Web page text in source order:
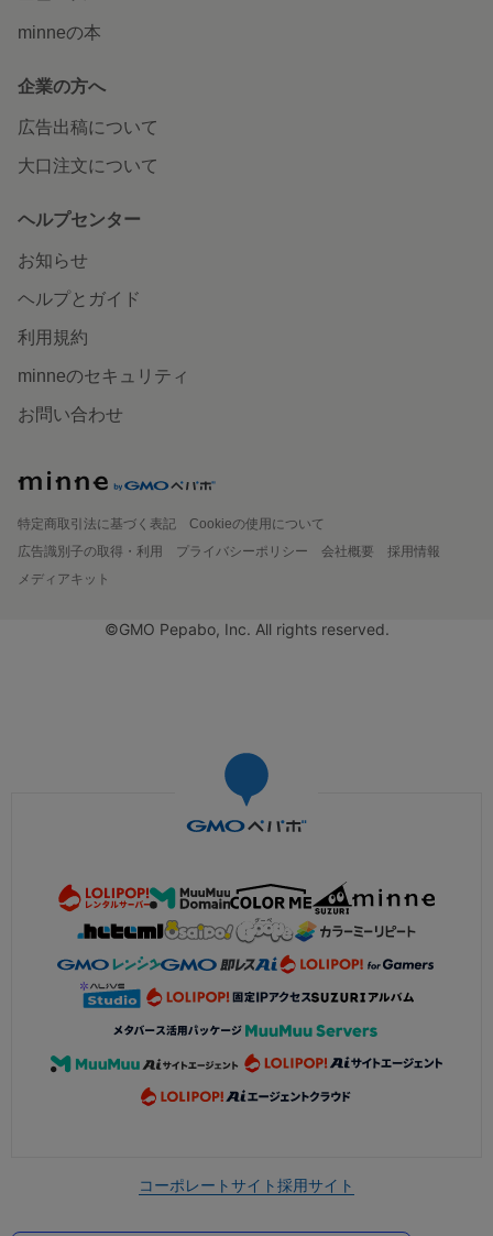
minneの本
企業の方へ
広告出稿について
大口注文について
ヘルプセンター
お知らせ
ヘルプとガイド
利用規約
minneのセキュリティ
お問い合わせ
特定商取引法に基づく表記
Cookieの使用について
広告識別子の取得・利用
プライバシーポリシー 会社概要
採用情報
メディアキット
©GMO Pepabo, Inc. All rights reserved.
コーポレートサイト採用サイト